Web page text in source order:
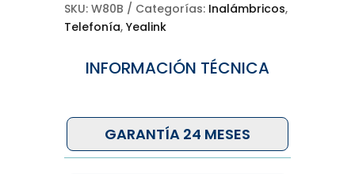
SKU: W80B Categorías: Inalámbricos,
Telefonía, Yealink
INFORMACIÓN TÉCNICA
GARANTÍA 24 MESES